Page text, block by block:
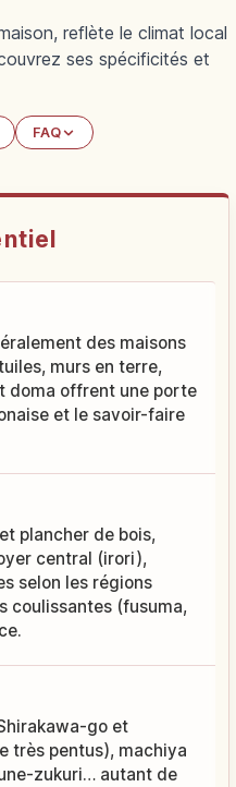
reflète le climat local
ses spécificités et
FAQ
des maisons
murs en terre,
doma offrent une porte
et le savoir-faire
plancher de bois,
central (irori),
selon les régions
coulissantes (fusuma,
go et
très pentus), machiya
zukuri… autant de